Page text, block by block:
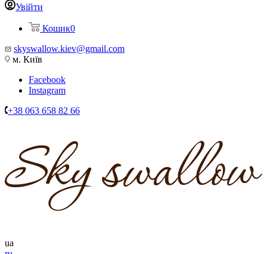
Увійти
Кошик0
skyswallow.kiev@gmail.com
м. Київ
Facebook
Instagram
+38 063 658 82 66
ua